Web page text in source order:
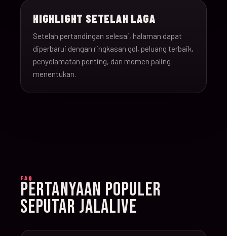
018
26
18:00
019
16-Jun-
26
20:00 Argentina v Algeria
020 21:00 Austria v Jordan
26
023
17-Jun-
12:00
HIGHLIGHT SETELAH LAGA
Setelah pertandingan selesai, halaman dapat
diperbarui dengan ringkasan gol, peluang terbaik,
penyelamatan penting, dan momen paling
menentukan.
FAQ
PERTANYAAN POPULER
SEPUTAR JALALIVE